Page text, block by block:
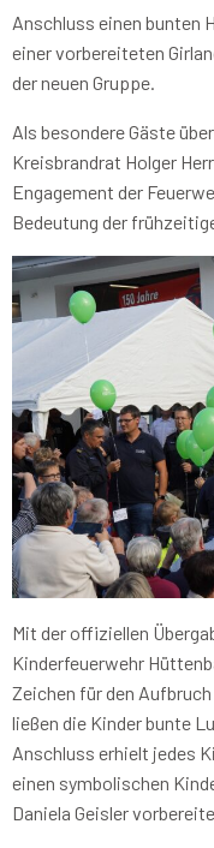
Anschluss einen bunten
einer vorbereiteten
der neuen Gruppe.
Als besondere Gäste
Kreisbrandrat Holger
Engagement der
Bedeutung der
Mit der offiziellen
Kinderfeuerwehr
Zeichen für den
ließen die Kinder bunte
Anschluss erhielt jedes
einen symbolischen
Daniela Geisler